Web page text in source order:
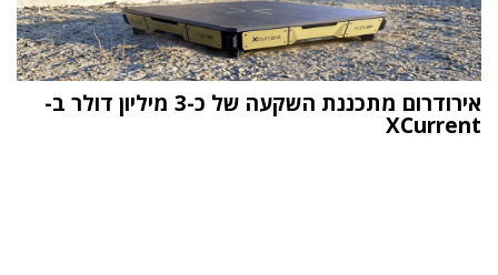
אירודרום מתכננת השקעה של כ-3 מיליון דולר ב-
XCurrent